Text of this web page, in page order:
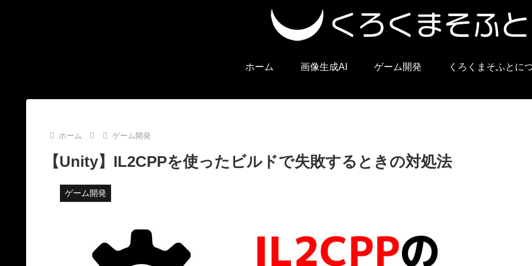
ホーム 画像生成AI ゲーム開発 くろくまそふとに
ホーム ゲーム開発
【Unity】IL2CPPを使ったビルドで失敗するときの対処法
ゲーム開発